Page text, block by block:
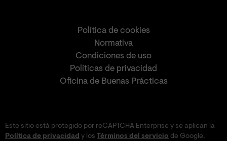
Política de cookies
Normativa
Condiciones de uso
Políticas de privacidad
Oficina de Buenas Prácticas
Este sitio está protegido por reCAPTCHA Enterprise y se aplican la
Política de privacidad y los Términos del servicio de Google.